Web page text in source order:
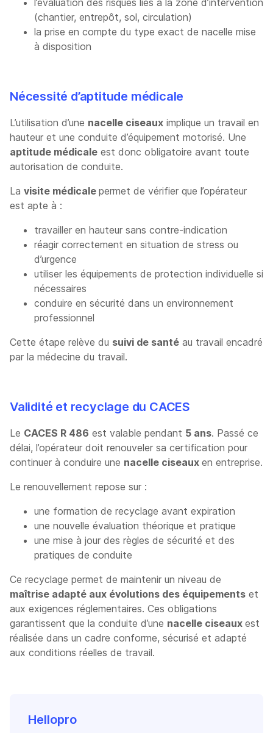
(chantier, entrepôt, sol, circulation)
la prise en compte du type exact de nacelle mise
à disposition
Nécessité d’aptitude médicale
L’utilisation d’une nacelle ciseaux implique un travail en
hauteur et une conduite d’équipement motorisé. Une
aptitude médicale est donc obligatoire avant toute
autorisation de conduite.
La visite médicale permet de vérifier que l’opérateur
est apte à :
travailler en hauteur sans contre-indication
réagir correctement en situation de stress ou
d’urgence
utiliser les équipements de protection individuelle si
nécessaires
conduire en sécurité dans un environnement
professionnel
Cette étape relève du suivi de santé au travail encadré
par la médecine du travail.
Validité et recyclage du CACES
Le CACES R 486 est valable pendant 5 ans. Passé ce
délai, l’opérateur doit renouveler sa certification pour
continuer à conduire une nacelle ciseaux en entreprise.
Le renouvellement repose sur :
une formation de recyclage avant expiration
une nouvelle évaluation théorique et pratique
une mise à jour des règles de sécurité et des
pratiques de conduite
Ce recyclage permet de maintenir un niveau de
maîtrise adapté aux évolutions des équipements et
aux exigences réglementaires. Ces obligations
garantissent que la conduite d’une nacelle ciseaux est
réalisée dans un cadre conforme, sécurisé et adapté
aux conditions réelles de travail.
Hellopro